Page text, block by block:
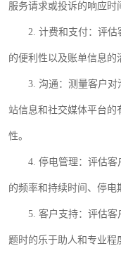
服务请求或投诉的响应时
2. 计费和支付：评估
的便利性以及账单信息的
3. 沟通：测量客户对
站信息和社交媒体平台的
性。
4. 停电管理：评估客
的频率和持续时间、停电
5. 客户支持：评估客
题时的乐于助人和专业程